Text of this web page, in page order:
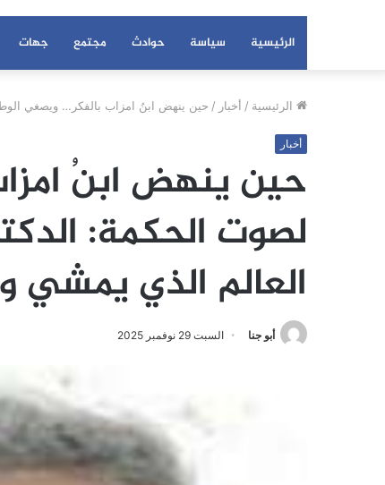
الرئيسية سياسة حوادث مجتمع جهات
الرئيسية / أخبار / حين ينهض ابنُ امزاب بالفكر… ويصغي
أخبار
حين ينهض ابنُ
لصوت الحكمة:
العالم الذي يمشي
أبو جنا السبت 29 نوفمبر 2025